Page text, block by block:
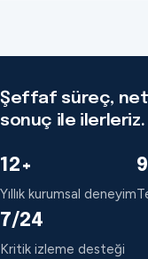
Şeffaf süreç,
sonuç ile ilerleriz.
12+
Yıllık kurumsal deneyim
7/24
Kritik izleme desteği